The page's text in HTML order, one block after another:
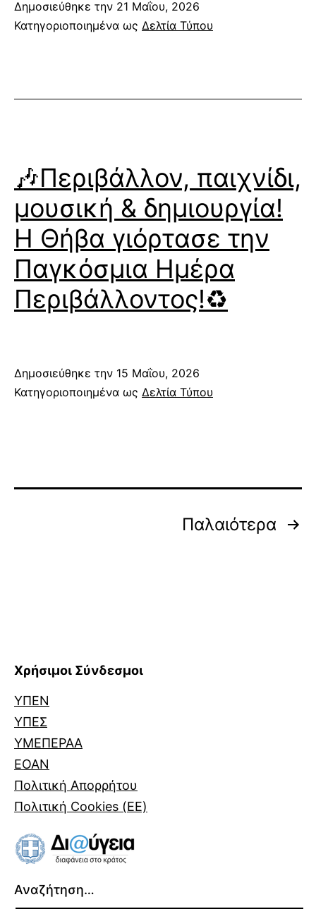
Δημοσιεύθηκε την 21 Μαΐου, 2026
Κατηγοριοποιημένα ως Δελτία Τύπου
🎶Περιβάλλον, παιχνίδι,
μουσική & δημιουργία!
Η Θήβα γιόρτασε την
Παγκόσμια Ημέρα
Περιβάλλοντος!♻️
Δημοσιεύθηκε την 15 Μαΐου, 2026
Κατηγοριοποιημένα ως Δελτία Τύπου
Παλαιότερα
Χρήσιμοι Σύνδεσμοι
ΥΠΕΝ
ΥΠΕΣ
ΥΜΕΠΕΡΑΑ
ΕΟΑΝ
Πολιτική Απορρήτου
Πολιτική Cookies (ΕΕ)
Αναζήτηση…